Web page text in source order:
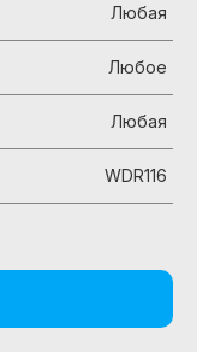
Любая
Любое
Любая
WDR116